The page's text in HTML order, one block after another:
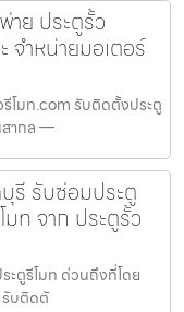
ย ประตูรั้ว
จำหน่ายมอเตอร์
โมท.com รับติดตั้งประตู
สากล —
รี รับซ่อมประตู
ท จาก ประตูรั้ว
ะตูรีโมท ด่วนถึงที่โดย
รับติดตั